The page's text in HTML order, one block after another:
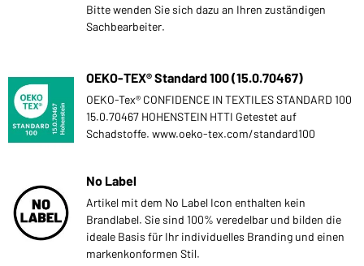
Bitte wenden Sie sich dazu an Ihren zuständigen
Sachbearbeiter.
OEKO-TEX® Standard 100 (15.0.70467)
OEKO-Tex® CONFIDENCE IN TEXTILES STANDARD 100
15.0.70467 HOHENSTEIN HTTI Getestet auf
Schadstoffe. www.oeko-tex.com/standard100
No Label
Artikel mit dem No Label Icon enthalten kein
Brandlabel. Sie sind 100% veredelbar und bilden die
ideale Basis für Ihr individuelles Branding und einen
markenkonformen Stil.